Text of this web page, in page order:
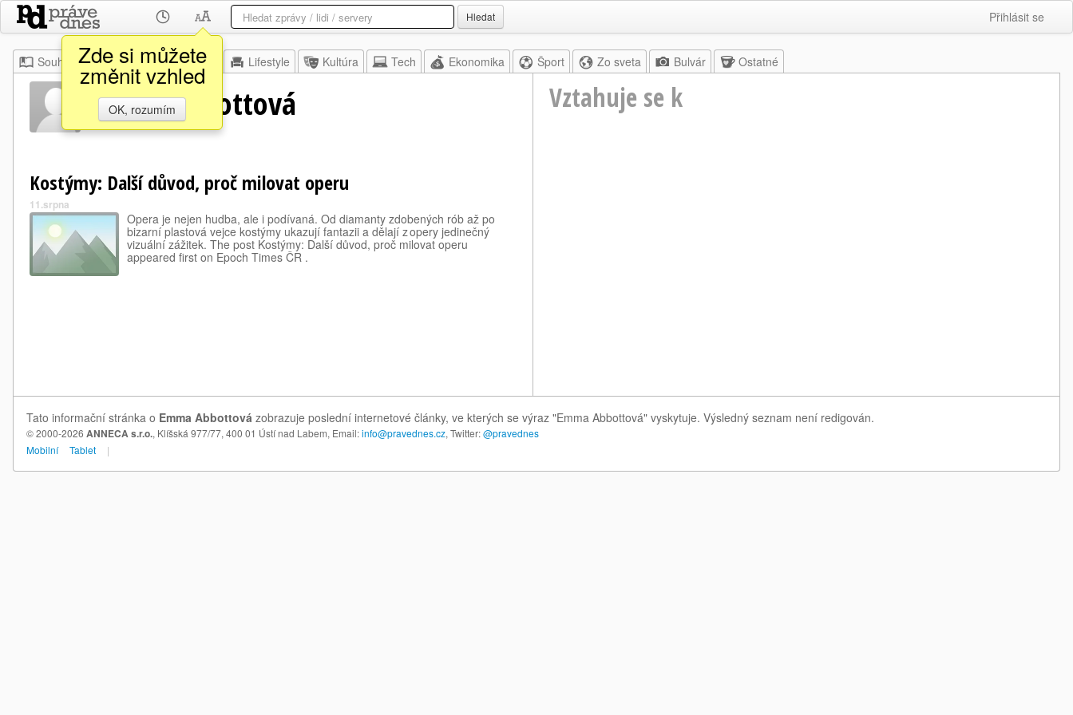
Zde si můžete
změnit vzhled
OK, rozumím
Hledat Přihlásit se
Souhrn Moje Z domova Lifestyle Kultúra Tech Ekonomika Šport Zo sveta Bulvár Ostatné
Emma Abbottová Vztahuje se k
Kostýmy: Další důvod, proč milovat operu
11.srpna
Opera je nejen hudba, ale i podívaná. Od diamanty zdobených rób až po
bizarní plastová vejce kostýmy ukazují fantazii a dělají z opery jedinečný
vizuální zážitek. The post Kostýmy: Další důvod, proč milovat operu
appeared first on Epoch Times ČR .
Tato informační stránka o Emma Abbottová zobrazuje poslední internetové články, ve kterých se výraz "Emma Abbottová" vyskytuje. Výsledný seznam není redigován.
© 2000-2026 ANNECA s.r.o., Klíšská 977/77, 400 01 Ústí nad Labem, Email:info@pravednes.cz, Twitter:@pravednes
Mobilní
Tablet |